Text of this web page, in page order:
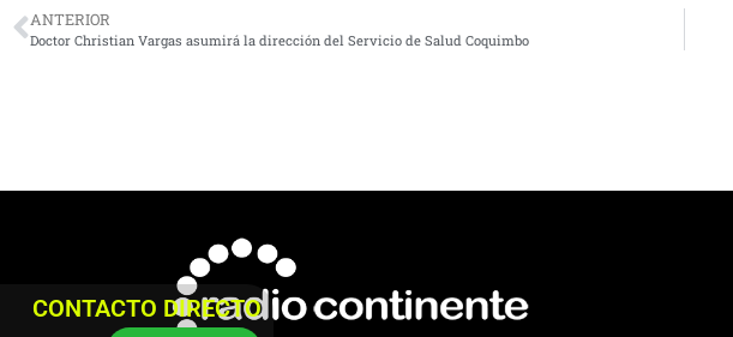
ANTERIOR
Doctor Christian Vargas asumirá la dirección del Servicio de Salud Coquimbo
CONTACTO DIRECTO